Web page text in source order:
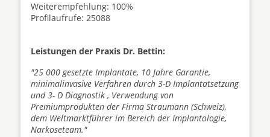
Weiterempfehlung: 100%
Profilaufrufe: 25088
Leistungen der Praxis Dr. Bettin:
"25 000 gesetzte Implantate, 10 Jahre Garantie,
minimalinvasive Verfahren durch 3-D Implantatsetzung
und 3- D Diagnostik , Verwendung von
Premiumprodukten der Firma Straumann (Schweiz),
dem Weltmarktführer im Bereich der Implantologie,
Narkoseteam."